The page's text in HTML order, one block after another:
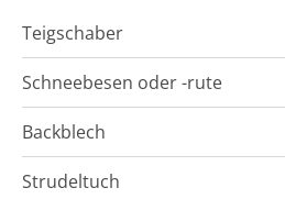
Teigschaber
Schneebesen oder -rute
Backblech
Strudeltuch